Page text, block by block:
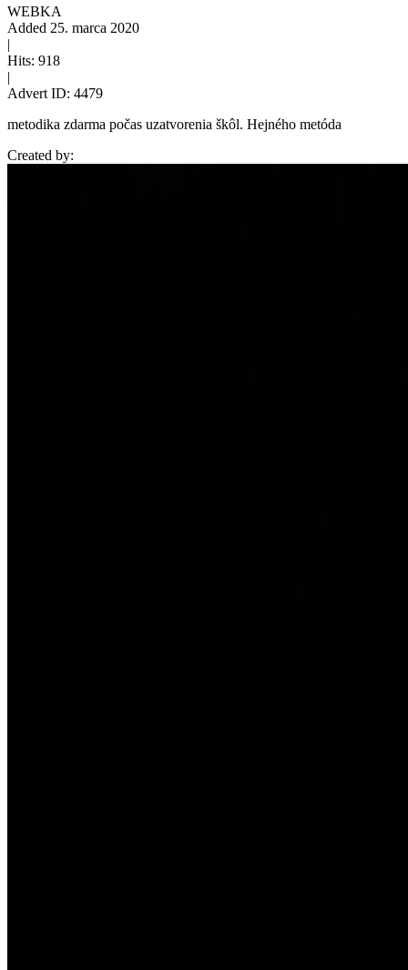
WEBKA
Added 25. marca 2020
|
Hits: 918
|
Advert ID: 4479
metodika zdarma počas uzatvorenia škôl. Hejného metóda
Created by: